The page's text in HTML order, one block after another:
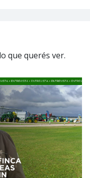
que querés ver.